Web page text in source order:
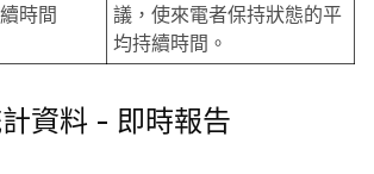
時間
議，使來電者保持狀態的平
均持續時間。
資料 - 即時報告